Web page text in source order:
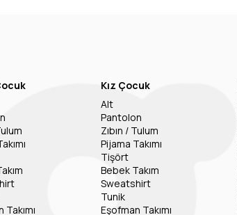
Kız Çocuk
Alt
Pantolon
Zıbın / Tulum
Pijama Takımı
Tişört
Bebek Takım
Sweatshirt
Tunik
Eşofman Takımı